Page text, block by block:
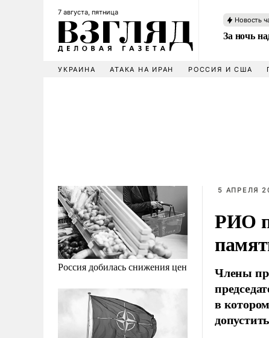
7 августа, пятница
Новость
За ночь
УКРАИНА АТАКА НА ИРАН РОССИЯ И США
Россия добилась снижения цен
5 АПРЕЛЯ
РИО
Члены
в